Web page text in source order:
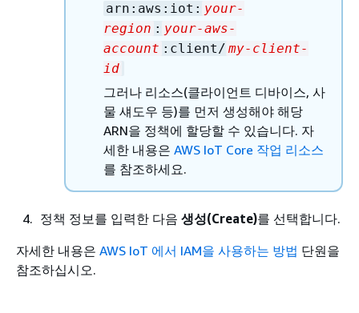
arn:aws:iot: your-
region : your-aws-
account :client/ my-client-
id
그러나 리소스(클라이언트 디바이스, 사
물 섀도우 등)를 먼저 생성해야 해당
ARN을 정책에 할당할 수 있습니다. 자
세한 내용은 AWS IoT Core 작업 리소스
를 참조하세요.
정책 정보를 입력한 다음 생성(Create)를 선택합니다.
자세한 내용은 AWS IoT 에서 IAM을 사용하는 방법 단원을
참조하십시오.